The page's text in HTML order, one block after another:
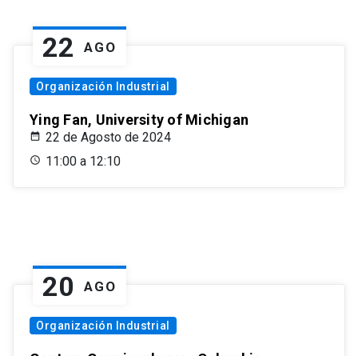
22 AGO
Organización Industrial
Ying Fan, University of Michigan
22 de Agosto de 2024
11:00 a 12:10
20 AGO
Organización Industrial